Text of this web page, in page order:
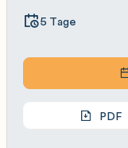
5 Tage
PDF